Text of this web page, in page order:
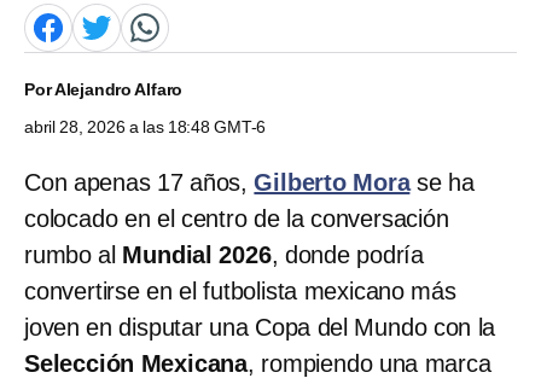
PorAlejandro Alfaro
abril 28, 2026 a las 18:48 GMT-6
Con apenas 17 años,Gilberto Morase ha
colocado en el centro de la conversación
rumbo al Mundial 2026, donde podría
convertirse en el futbolista mexicano más
joven en disputar una Copa del Mundo con la
Selección Mexicana, rompiendo una marca